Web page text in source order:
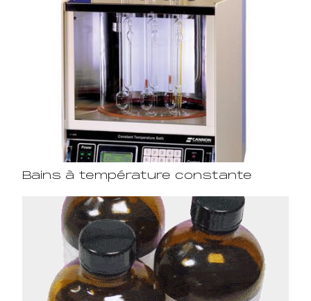
Bains à température constante